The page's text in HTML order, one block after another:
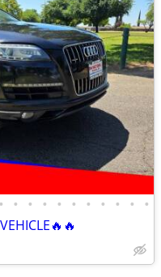
• • • • • • • • • • •